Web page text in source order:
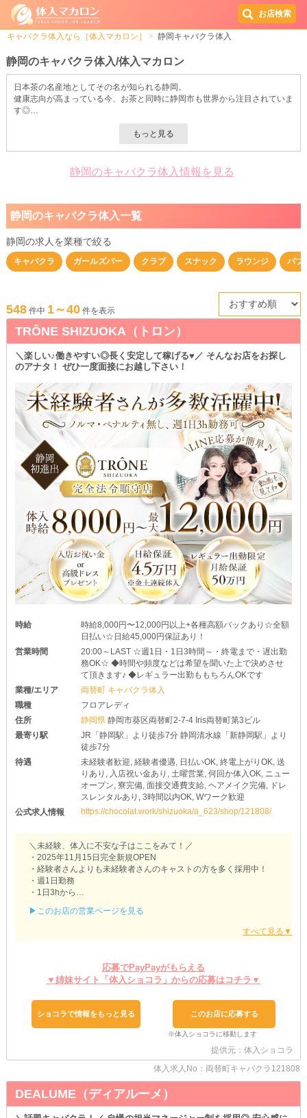
お店検索
キャバクラ体入なら［体入マカロン］ 静岡キャバクラ体入
静岡のキャバクラ体入/体入マカロン
日本茶の名産地としてその名が知られる静岡。
健康志向が高まっている今、お茶と同時に静岡市も世界から注目されていま
す◎
また、立地面での魅力もたっぷり！
1時間あれば新幹線で東京駅まで行けるので、ちょっと刺激がほしい日はサ
さらに、海・山・川の3拍子が揃っているのもポイント！
そんな魅惑のスポット静岡市には、駅周辺をメインに稼げるキャバクラがた
くさんあります！
観光地として有名なため、集客率がいいのもこのエリアで働くメリット。
たくさんのお客様がご来店する静岡エリアなら、指名やバックのとりやすさ
を実感できることでしょう◎
経験問わず募集しているキャバクラばかりなので、初心者さんでも心配いり
ません！
＜体入マカロン＞があなたのお店探しをサポートします♪
静岡のキャバクラ体入情報を見る
静岡のキャバクラ体入一覧
静岡の求人を業種で絞る
キャバクラ ガールズバー クラブ スナック ラウンジ パブ
548件中 1～40件を表示
TRÔNE SHIZUOKA（トロン）
＼楽しい♪働きやすい◎長く安定して稼げる♥／ そんなお店をお探し
のアナタ！ ぜひ一度面接にお越し下さい！
時給
時給8,000円〜12,000円以上+各種高額バックあり☆全額
日払い☆日給45,000円保証あり！
営業時間
20:00～LAST ☆週1日・1日3時間～・終電まで・遅出勤
務OK☆ ◆時間や頻度などは希望を聞いた上で決めさせ
て頂きます♪ ◆レギュラー出勤ももちろんOKです
業種/エリア
両替町 キャバクラ体入
職種
フロアレディ
住所
静岡県静岡市葵区両替町2-7-4 Iris両替町第3ビル
最寄り駅
JR「静岡駅」より徒歩7分 静岡清水線「新静岡駅」より
徒歩7分
待遇
未経験者歓迎, 経験者優遇, 日払いOK, 終電上がりOK, 送
りあり, 入店祝い金あり, 土曜営業, 何回か体入OK, ニュー
オープン, 寮完備, 面接交通費支給, ヘアメイク完備, ドレ
スレンタルあり, 3時間以内OK, Wワーク歓迎
公式求人情報
https://chocolat.work/shizuoka/a_623/shop/121808/
＼未経験、体入に不安な子はここをみて！／
・2025年11月15日完全新規OPEN
・経験者さんよりも未経験者さんのキャストの方を多く採用中！
・週1日勤務
・1日3hから
★トロンが静岡に初進出した理由
クラというお仕事に挑戦する不安を持った子もいます。
静岡の女の子は容姿も内面も綺麗な子が多いです！
未経験でも育つ環境や、教育によって活躍できるキャストになる可
トロンの使命は経験者が活躍することはもちろん、未経験で自分で
も気づいていないダイヤの原石を発見し、楽しく、長く、稼げる環
初めは楽で、ストレスフリーで、何も考えず働いていいと思いま
キャバ嬢の楽しさや真剣さ稼ぎは後からついてくるものです！
トロンはその環境を提供し、未経験の子に寄り添ったサポートをす
▶このお店の営業ページを見る
応募でPayPayがもらえる
▼姉妹サイト「体入ショコラ」からの応募はコチラ▼
ショコラで情報をもっと見る このお店に応募する
提供元：体入ショコラ
体入求人No：両替町キャバクラ121808
DEALUME（ディアルーメ）